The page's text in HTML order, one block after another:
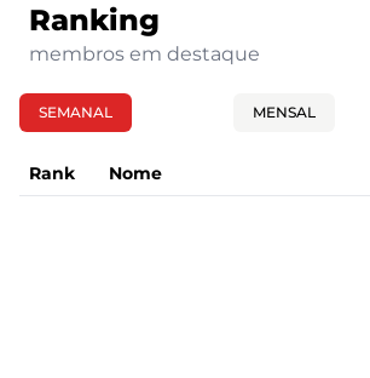
Ranking
membros em destaque
SEMANAL MENSAL
Rank Nome